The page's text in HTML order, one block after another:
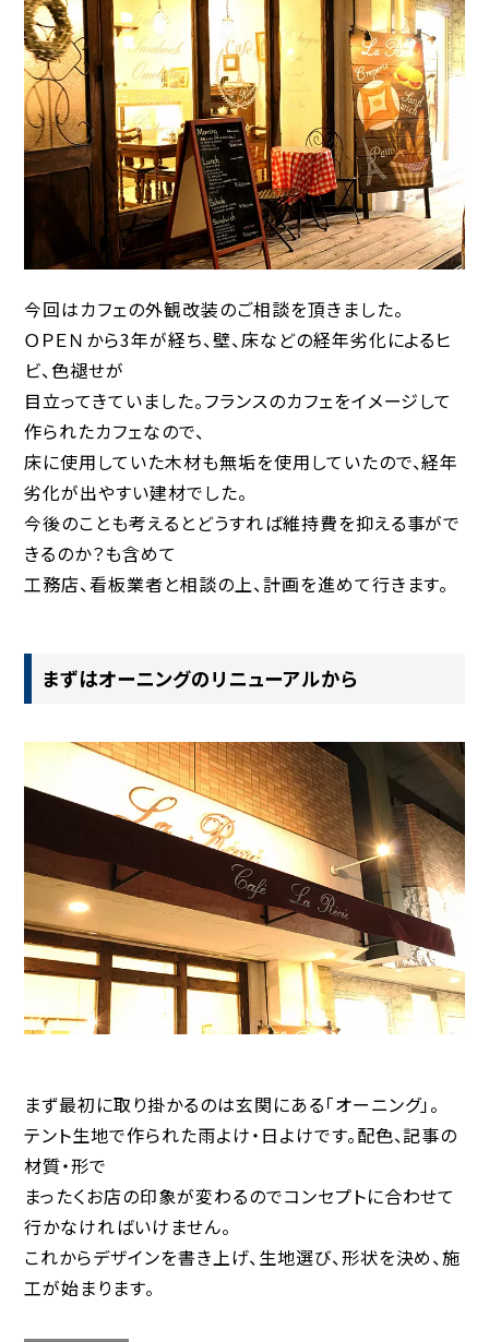
今回はカフェの外観改装のご相談を頂きました。
ＯＰＥＮから3年が経ち、壁、床などの経年劣化によるヒ
ビ、色褪せが
目立ってきていました。フランスのカフェをイメージして
作られたカフェなので、
床に使用していた木材も無垢を使用していたので、経年
劣化が出やすい建材でした。
今後のことも考えるとどうすれば維持費を抑える事がで
きるのか？も含めて
工務店、看板業者と相談の上、計画を進めて行きます。
まずはオーニングのリニューアルから
まず最初に取り掛かるのは玄関にある「オーニング」。
テント生地で作られた雨よけ・日よけです。配色、記事の
材質・形で
まったくお店の印象が変わるのでコンセプトに合わせて
行かなければいけません。
これからデザインを書き上げ、生地選び、形状を決め、施
工が始まります。